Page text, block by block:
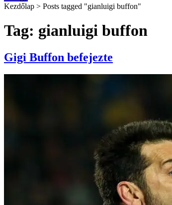
Kezdőlap > Posts tagged "gianluigi buffon"
Tag: gianluigi buffon
Gigi Buffon befejezte